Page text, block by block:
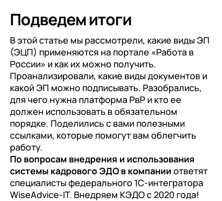
Подведем итоги
В этой статье мы рассмотрели, какие виды ЭП
(ЭЦП) применяются на портале «Работа в
России» и как их можно получить.
Проанализировали, какие виды документов и
какой ЭП можно подписывать. Разобрались,
для чего нужна платформа РвР и кто ее
должен использовать в обязательном
порядке. Поделились с вами полезными
ссылками, которые помогут вам облегчить
работу.
По вопросам внедрения и использования
системы кадрового ЭДО в компании ответят
специалисты федерального 1С-интегратора
WiseAdvice-IT. Внедряем КЭДО с 2020 года!